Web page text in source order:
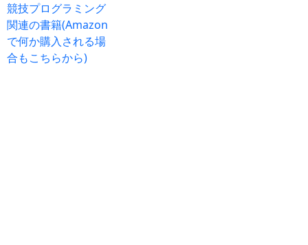
競技プログラミング
関連の書籍(Amazon
で何か購入される場
合もこちらから)